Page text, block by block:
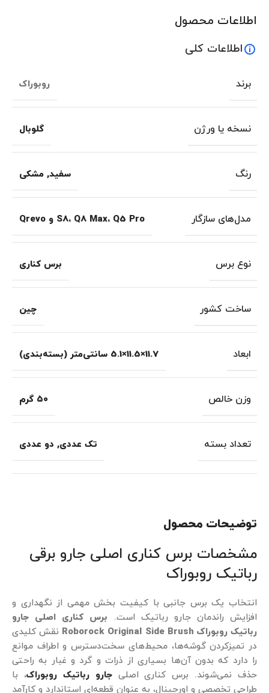
توضیحات محصول
مشخصات برس کناری اصلی جارو برقی
رباتیک روبوراک
انتخاب یک برس جانبی با کیفیت بخش مهمی از نگهداری و
افزایش راندمان جارو رباتیک است. برس کناری اصلی جارو
رباتیک روبوراک Roborock Original Side Brush
نقش کلیدی
در تمیزکردن گوشه‌ها، محیط‌های سخت‌دسترس و اطراف موانع
را دارد که بدون آن‌ها بسیاری از ذرات و گرد و غبار به راحتی
حذف نمی‌شوند. برس کناری اصلیجارو رباتیک روبوراک، با
طراحی تخصصی و اورجینال، به عنوان قطعه‌ای استاندارد و کارآمد
اطلاعات محصول
اطلاعات کلی
برند روبوراک
نسخه یا ورژن گلوبال
رنگ سفید, مشکی
مدل‌های سازگار S8، Q8 Max، Q5 Pro و Qrevo
نوع برس برس کناری
ساخت کشور چین
ابعاد 11.7×11.5×5.1 سانتی‌متر (بسته‌بندی)
وزن خالص ۵۰ گرم
تعداد بسته تک عددی, دو عددی